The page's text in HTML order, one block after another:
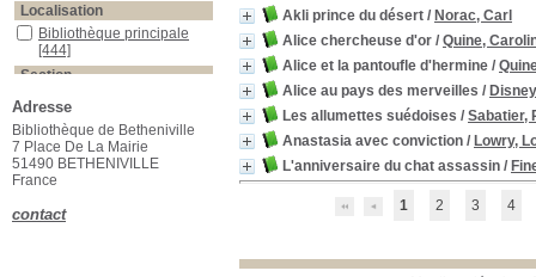
Akli prince du désert / Norac, Carl
Alice chercheuse d'or / Quine,
Alice et la pantoufle d'hermine /
Alice au pays des merveilles /
Les allumettes suédoises / Sabatier,
Anastasia avec conviction / Lowry,
L'anniversaire du chat assassin /
1 2 3 4
Localisation
Bibliothèque principale
[444]
Section
Documentaires Jeunes
Romans & Romans
étrangers[3]
Romans Adolescents
Romans Enfants
Adresse
Bibliothèque de Betheniville
7 Place De La Mairie
51490 BETHENIVILLE
France
contact